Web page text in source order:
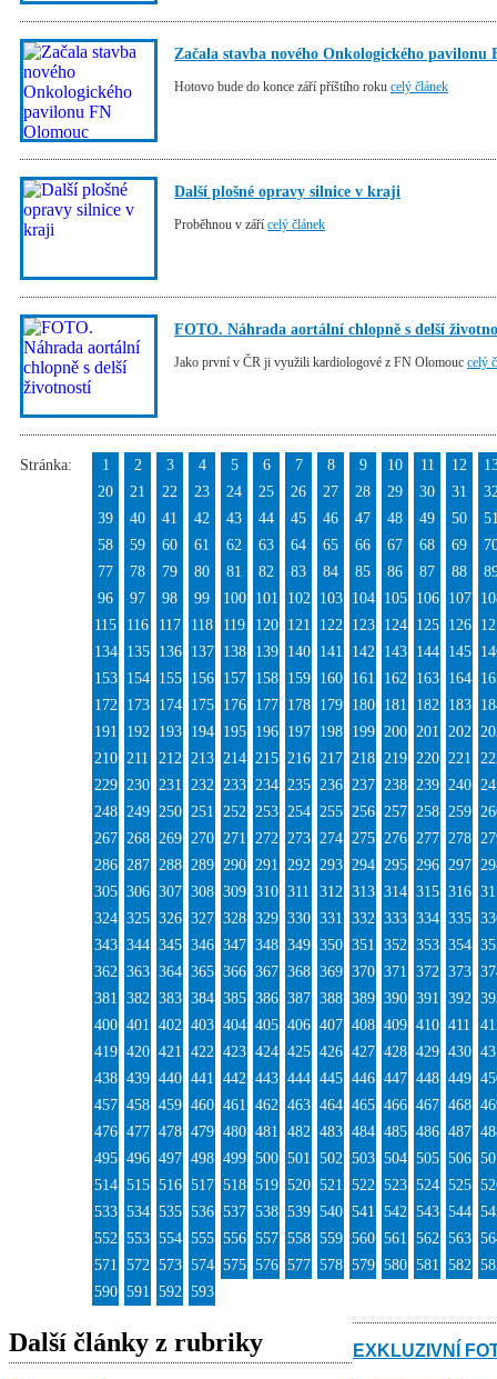
Začala stavba nového Onkologického pavilonu
Hotovo bude do konce září příštího roku celý článek
Další plošné opravy silnice v kraji
Proběhnou v září celý článek
FOTO. Náhrada aortální chlopně s delší
Jako první v ČR ji využili kardiologové z FN Olomouc celý
Stránka: 1 2 3 4 5 6 7 8 9 10 11 12
20
21 22 23 24 25 26 27 28 29 30 31
39
40 41 42 43 44 45 46 47 48 49 50
58
59 60 61 62 63 64 65 66 67 68 69
77
78 79 80 81 82 83 84 85 86 87 88
96
97 98 99 100 101 102 103 104 105 106 107
115
116 117 118 119 120 121 122 123 124 125 126
134
135 136 137 138 139 140 141 142 143 144 145
153
154 155 156 157 158 159 160 161 162 163 164
172
173 174 175 176 177 178 179 180 181 182 183
191
192 193 194 195 196 197 198 199 200 201 202
210 211 212 213 214 215 216 217 218 219 220 221
229 230 231 232 233 234 235 236 237 238 239 240
248 249 250 251 252 253 254 255 256 257 258 259
267 268 269 270 271 272 273 274 275 276 277 278
286 287 288 289 290 291 292 293 294 295 296 297
305 306 307 308 309 310 311 312 313 314 315 316
324 325 326 327 328 329 330 331 332 333 334 335
343 344 345 346 347 348 349 350 351 352 353 354
362 363 364 365 366 367 368 369 370 371 372 373
381 382 383 384 385 386 387 388 389 390 391 392
400 401 402 403 404 405 406 407 408 409 410 411
419 420 421 422 423 424 425 426 427 428 429 430
438 439 440 441 442 443 444 445 446 447 448 449
457 458 459 460 461 462 463 464 465 466 467 468
476 477 478 479 480 481 482 483 484 485 486 487
495 496 497 498 499 500 501 502 503 504 505 506
514 515 516 517 518 519 520 521 522 523 524 525
533 534 535 536 537 538 539 540 541 542 543 544
552 553 554 555 556 557 558 559 560 561 562 563
571 572 573 574 575 576 577 578 579 580 581 582
590 591 592 593
Další články z rubriky EXKLUZIVNÍ